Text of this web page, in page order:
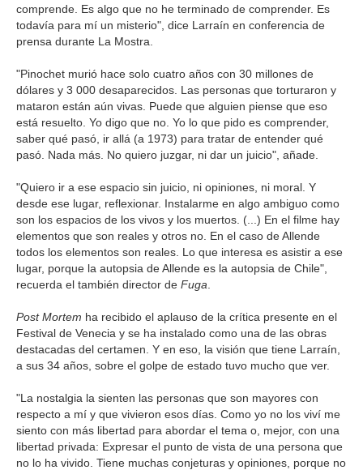
comprende. Es algo que no he terminado de comprender. Es
todavía para mí un misterio", dice Larraín en conferencia de
prensa durante La Mostra.
"Pinochet murió hace solo cuatro años con 30 millones de
dólares y 3 000 desaparecidos. Las personas que torturaron y
mataron están aún vivas. Puede que alguien piense que eso
está resuelto. Yo digo que no. Yo lo que pido es comprender,
saber qué pasó, ir allá (a 1973) para tratar de entender qué
pasó. Nada más. No quiero juzgar, ni dar un juicio", añade.
"Quiero ir a ese espacio sin juicio, ni opiniones, ni moral. Y
desde ese lugar, reflexionar. Instalarme en algo ambiguo como
son los espacios de los vivos y los muertos. (...) En el filme hay
elementos que son reales y otros no. En el caso de Allende
todos los elementos son reales. Lo que interesa es asistir a ese
lugar, porque la autopsia de Allende es la autopsia de Chile",
recuerda el también director de Fuga
Post Mortem ha recibido el aplauso de la crítica presente en el
Festival de Venecia y se ha instalado como una de las obras
destacadas del certamen. Y en eso, la visión que tiene Larraín,
a sus 34 años, sobre el golpe de estado tuvo mucho que ver.
"La nostalgia la sienten las personas que son mayores con
respecto a mí y que vivieron esos días. Como yo no los viví me
siento con más libertad para abordar el tema o, mejor, con una
libertad privada: Expresar el punto de vista de una persona que
no lo ha vivido. Tiene muchas conjeturas y opiniones, porque no